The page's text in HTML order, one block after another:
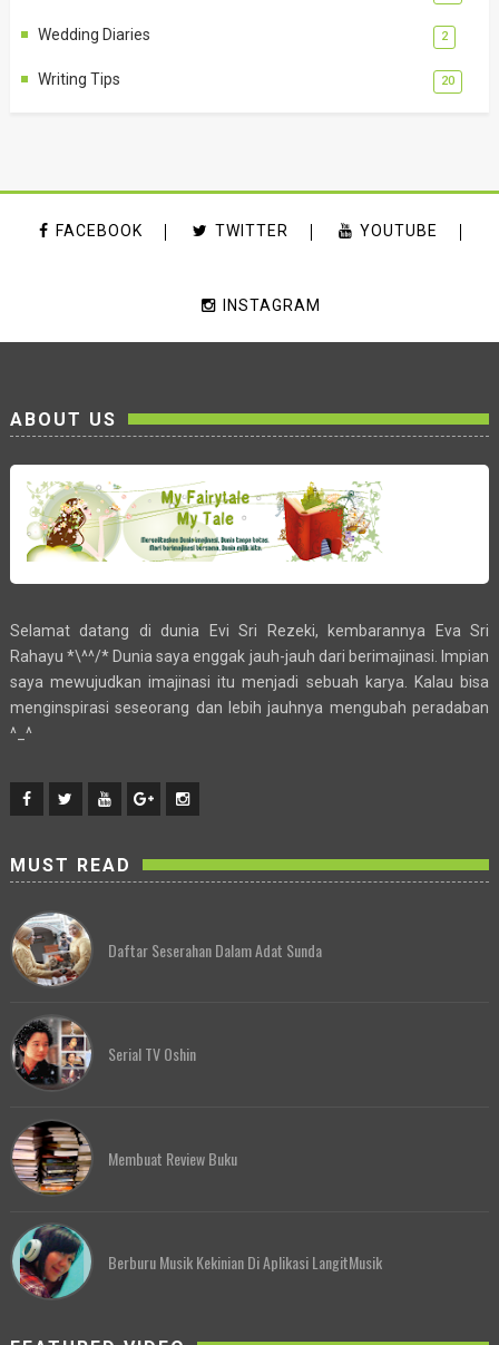
Wedding Diaries 2
Writing Tips 20
FACEBOOK TWITTER YOUTUBE
INSTAGRAM
ABOUT US
Selamat datang di dunia Evi Sri Rezeki, kembarannya Eva Sri
Rahayu *\^^/* Dunia saya enggak jauh-jauh dari berimajinasi. Impian
saya mewujudkan imajinasi itu menjadi sebuah karya. Kalau bisa
menginspirasi seseorang dan lebih jauhnya mengubah peradaban
^_^
MUST READ
Daftar Seserahan Dalam Adat Sunda
Serial TV Oshin
Membuat Review Buku
Berburu Musik Kekinian Di Aplikasi LangitMusik